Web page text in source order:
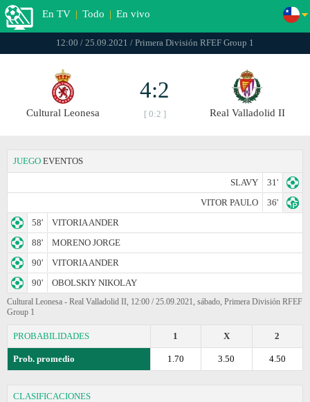
En TV | Todo | En vivo
12:00 / 25.09.2021 / Primera División RFEF Group 1
Cultural Leonesa
4:2
[ 0:2 ] Real Valladolid II
JUEGO EVENTOS
SLAVY
31'
VITOR PAULO
36'
58'
VITORIA ANDER
88'
MORENO JORGE
90'
VITORIA ANDER
90'
OBOLSKIY NIKOLAY
Cultural Leonesa - Real Valladolid II, 12:00 / 25.09.2021, sábado, Primera División RFEF
Group 1
PROBABILIDADES 2
X
1
Prob. promedio 4.50
3.50
1.70
CLASIFICACIONES